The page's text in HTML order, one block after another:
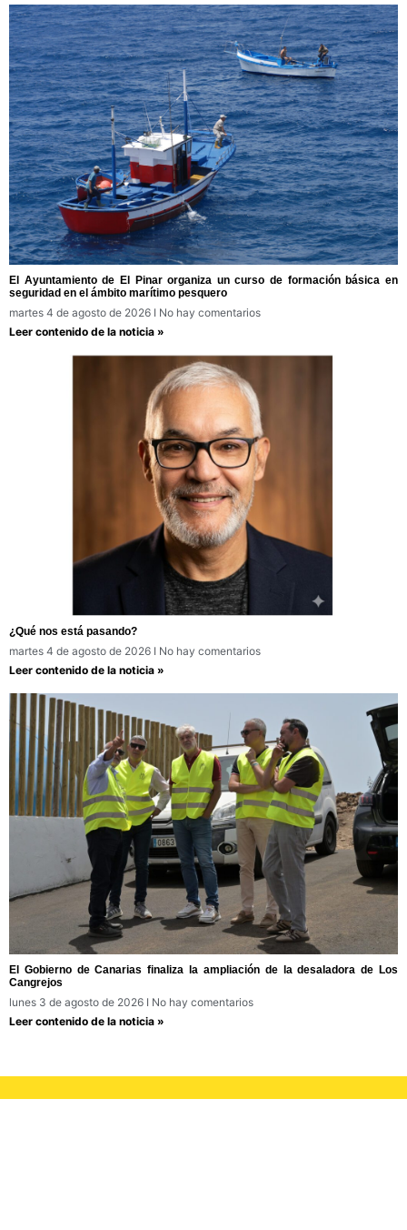
El Ayuntamiento de El Pinar organiza un curso de formación básica en
seguridad en el ámbito marítimo pesquero
martes 4 de agosto de 2026
No hay comentarios
Leer contenido de la noticia »
¿Qué nos está pasando?
martes 4 de agosto de 2026
No hay comentarios
Leer contenido de la noticia »
El Gobierno de Canarias finaliza la ampliación de la desaladora de Los
Cangrejos
lunes 3 de agosto de 2026
No hay comentarios
Leer contenido de la noticia »